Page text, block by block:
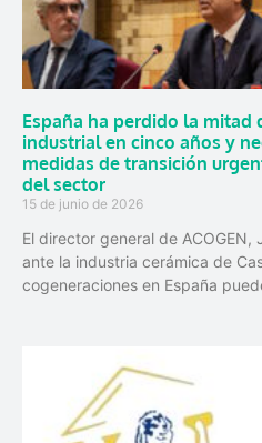
España ha perdido la mitad
industrial en cinco años y
medidas de transición
del sector
15 de junio de 2026
El director general de
ante la industria cerámica de
cogeneraciones en España